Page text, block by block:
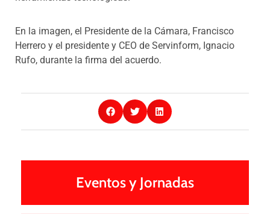
En la imagen, el Presidente de la Cámara, Francisco
Herrero y el presidente y CEO de Servinform, Ignacio
Rufo, durante la firma del acuerdo.
Eventos y Jornadas